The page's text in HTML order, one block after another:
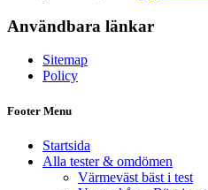
Användbara länkar
Sitemap
Policy
Footer Menu
Startsida
Alla tester & omdömen
Värmeväst bäst i test